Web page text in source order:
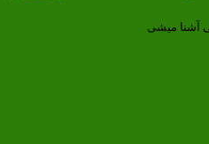
آشنا میشی